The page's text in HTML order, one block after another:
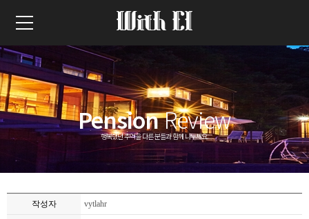
PensionReview
행복했던 추억을 다른 분들과 함께 나누세요.
작성자 vytlahr